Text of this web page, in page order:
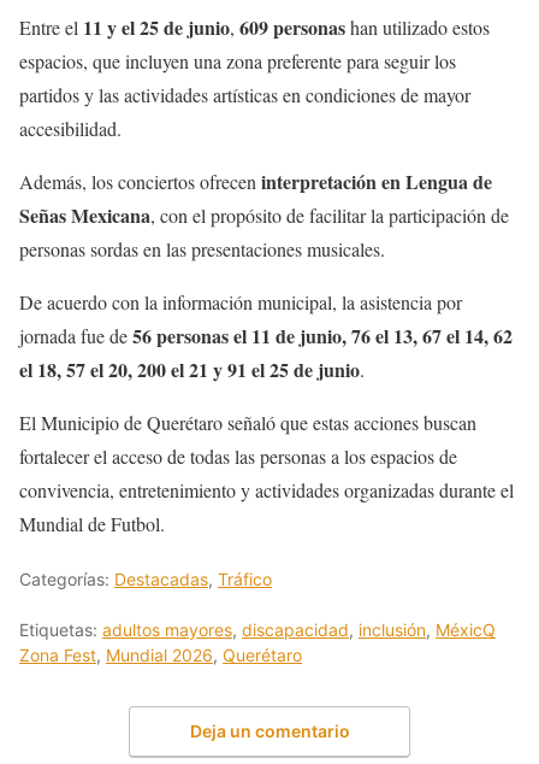
Entre el 11 y el 25 de junio, 609 personashan utilizado estos
espacios, que incluyen una zona preferente para seguir los
partidos y las actividades artísticas en condiciones de mayor
accesibilidad.
Además, los conciertos ofreceninterpretación en Lengua de
Señas Mexicana, con el propósito de facilitar la participación de
personas sordas en las presentaciones musicales.
De acuerdo con la información municipal, la asistencia por
jornada fue de56 personas el 11 de junio, 76 el 13, 67 el 14, 62
el 18, 57 el 20, 200 el 21 y 91 el 25 de junio.
El Municipio de Querétaro señaló que estas acciones buscan
fortalecer el acceso de todas las personas a los espacios de
convivencia, entretenimiento y actividades organizadas durante el
Mundial de Futbol.
Categorías: Destacadas, Tráfico
Etiquetas: adultos mayores, discapacidad, inclusión, MéxicQ
Zona Fest, Mundial 2026, Querétaro
Deja un comentario